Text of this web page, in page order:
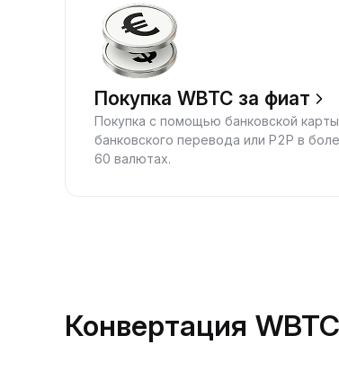
Покупка WBTC за фиат
Покупка с помощью банковской карты,
банковского перевода или P2P в
60 валютах.
Конвертация